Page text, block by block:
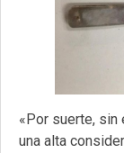
«Por suerte, sin
una alta